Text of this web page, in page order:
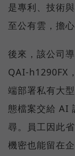
是專利、技術
至公有雲，擔
後來，該公司
QAI-h1290FX
端部署私有大
態檔案交給 AI
尋。員工因此
機密也能留在企